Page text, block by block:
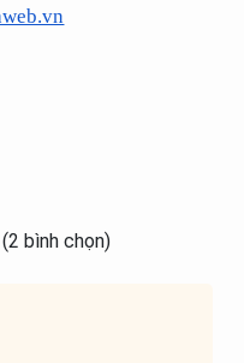
bình chọn)